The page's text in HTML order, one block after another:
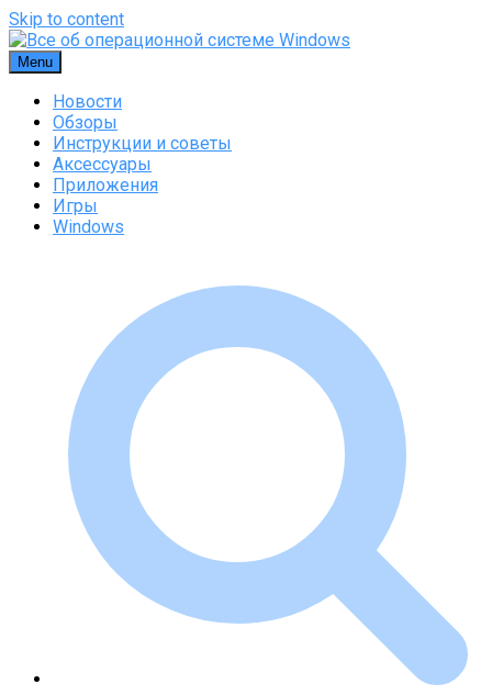
Skip to content
Menu
Новости
Обзоры
Инструкции и советы
Аксессуары
Приложения
Игры
Windows